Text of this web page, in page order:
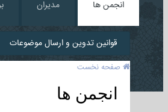
انجمن ها مدیران
قوانین تدوین و ارسال موضوعات
صفحه نخست
انجمن ها